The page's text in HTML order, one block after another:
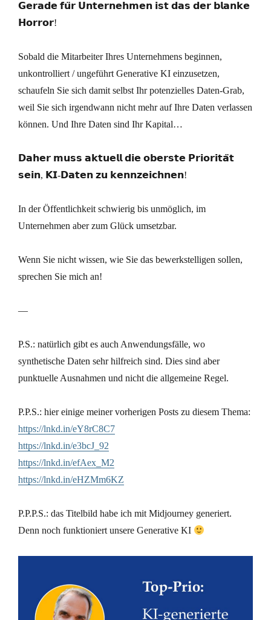
𝗚𝗲𝗿𝗮𝗱𝗲 𝗳𝘂̈𝗿 𝗨𝗻𝘁𝗲𝗿𝗻𝗲𝗵𝗺𝗲𝗻 𝗶𝘀𝘁 𝗱𝗮𝘀 𝗱𝗲𝗿 𝗯𝗹𝗮𝗻𝗸𝗲
𝗛𝗼𝗿𝗿𝗼𝗿!
Sobald die Mitarbeiter Ihres Unternehmens beginnen,
unkontrolliert / ungeführt Generative KI einzusetzen,
schaufeln Sie sich damit selbst Ihr potenzielles Daten-Grab,
weil Sie sich irgendwann nicht mehr auf Ihre Daten verlassen
können. Und Ihre Daten sind Ihr Kapital…
𝗗𝗮𝗵𝗲𝗿 𝗺𝘂𝘀𝘀 𝗮𝗸𝘁𝘂𝗲𝗹𝗹 𝗱𝗶𝗲 𝗼𝗯𝗲𝗿𝘀𝘁𝗲 𝗣𝗿𝗶𝗼𝗿𝗶𝘁𝗮̈𝘁
𝘀𝗲𝗶𝗻, 𝗞𝗜-𝗗𝗮𝘁𝗲𝗻 𝘇𝘂 𝗸𝗲𝗻𝗻𝘇𝗲𝗶𝗰𝗵𝗻𝗲𝗻!
In der Öffentlichkeit schwierig bis unmöglich, im
Unternehmen aber zum Glück umsetzbar.
Wenn Sie nicht wissen, wie Sie das bewerkstelligen sollen,
sprechen Sie mich an!
—
P.S.: natürlich gibt es auch Anwendungsfälle, wo
synthetische Daten sehr hilfreich sind. Dies sind aber
punktuelle Ausnahmen und nicht die allgemeine Regel.
P.P.S.: hier einige meiner vorherigen Posts zu diesem Thema:
https://lnkd.in/eY8rC8C7
https://lnkd.in/e3bcJ_92
https://lnkd.in/efAex_M2
https://lnkd.in/eHZMm6KZ
P.P.P.S.: das Titelbild habe ich mit Midjourney generiert.
Denn noch funktioniert unsere Generative KI